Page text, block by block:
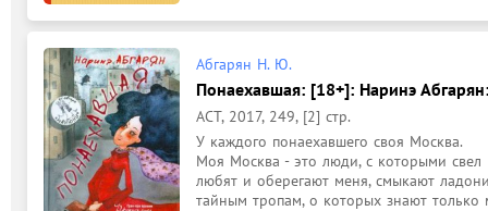
Абгарян Н. Ю.
Понаехавшая: [18+]: Наринэ
АСТ, 2017, 249, [2] стр.
У каждого понаехавшего своя Москва.
Моя Москва - это люди, с которыми
любят и оберегают меня, смыкают
тайным тропам, о которых знают только